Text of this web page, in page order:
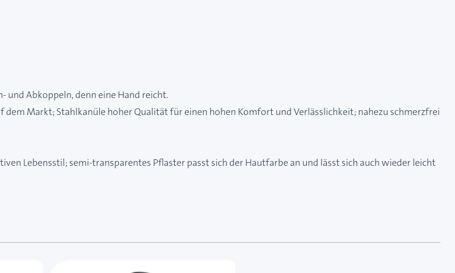
und Abkoppeln, denn eine Hand reicht.
Markt; Stahlkanüle hoher Qualität für einen hohen Komfort und Verlässlichkeit; nahezu schmerzfrei
Lebensstil; semi-transparentes Pflaster passt sich der Hautfarbe an und lässt sich auch wieder leicht